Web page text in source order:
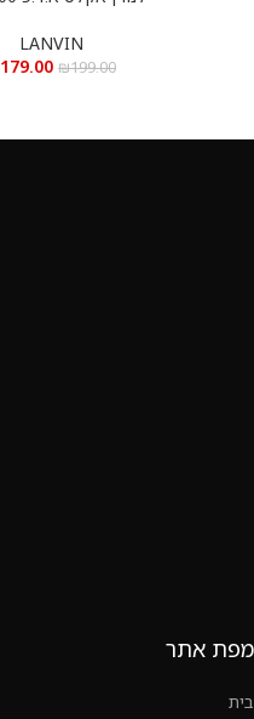
LANVIN
₪199.00
179.00
מפת אתר
בית